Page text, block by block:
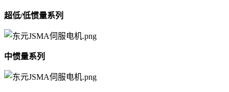
超低/低惯量系列
中惯量系列